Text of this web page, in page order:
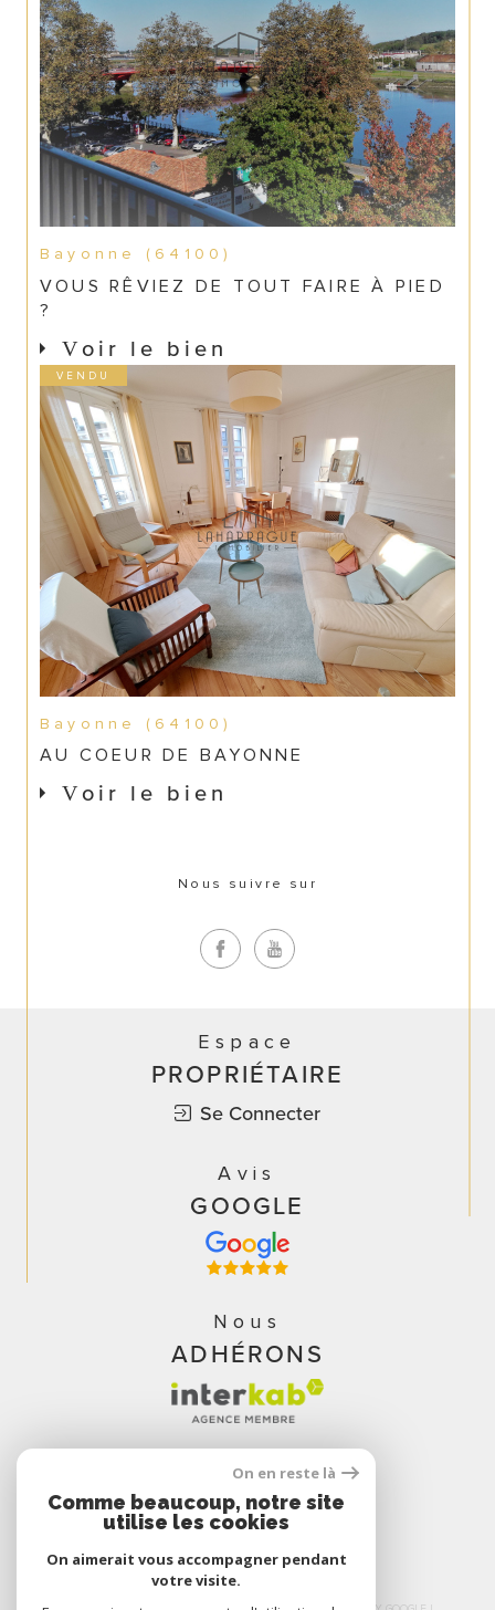
Bayonne (64100)
VOUS RÊVIEZ DE TOUT FAIRE À PIED
?
Voir le bien
VENDU
Bayonne (64100)
AU COEUR DE BAYONNE
Voir le bien
Nous suivre sur
Espace
PROPRIÉTAIRE
Se Connecter
Avis
GOOGLE
Nous
ADHÉRONS
On en reste là
Comme beaucoup, notre site
utilise les cookies
On aimerait vous accompagner pendant
votre visite.